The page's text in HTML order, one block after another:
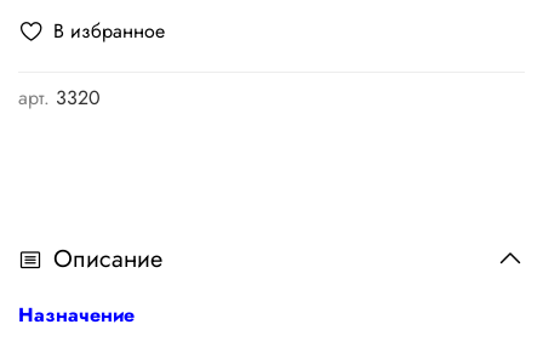
В избранное
арт. 3320
Описание
Назначение